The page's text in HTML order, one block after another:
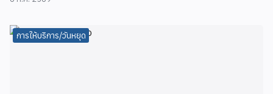
การให้บริการ/วันหยุด